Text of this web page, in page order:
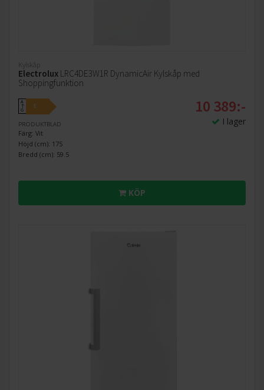
Kylskåp
Electrolux LRC4DE3W1R DynamicAir Kylskåp med
Shoppingfunktion
A
↑
G
E
PRODUKTBLAD
Färg: Vit
Höjd (cm): 175
Bredd (cm): 59.5
10 389:-
I lager
KÖP